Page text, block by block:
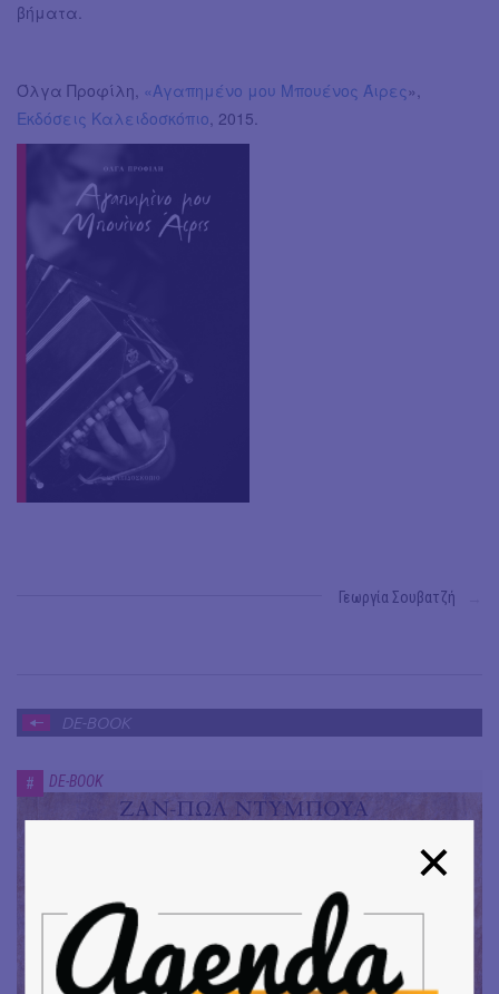
βήματα.
Όλγα Προφίλη, «Αγαπημένο μου Μπουένος Άιρες »,
Εκδόσεις Καλειδοσκόπιο, 2015.
Γεωργία Σουβατζή
DE-BOOK
# DE-BOOK